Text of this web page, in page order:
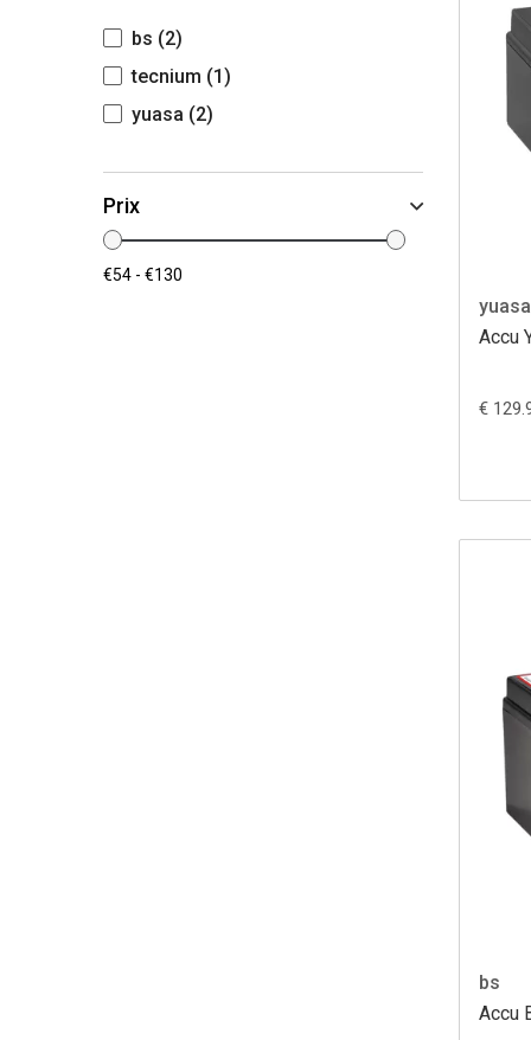
bs (2)
tecnium (1)
yuasa (2)
Prix
yuasa
Accu
€
bs
Accu